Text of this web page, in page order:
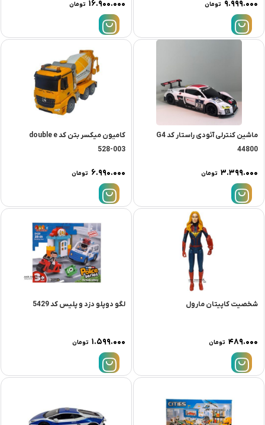
۹.۹۹۹.۰۰۰ تومان ۱۶.۹۰۰.۰۰۰ تومان
ماشین کنترلی آئودی راستار کد G4
44800
۳.۳۹۹.۰۰۰ تومان
کامیون میکسر بتن کد double e
528-003
۶.۹۹۰.۰۰۰ تومان
شخصیت کاپیتان مارول
۴۸۹.۰۰۰ تومان
لگو دوپلو دزد و پلیس کد 5429
۱.۵۹۹.۰۰۰ تومان